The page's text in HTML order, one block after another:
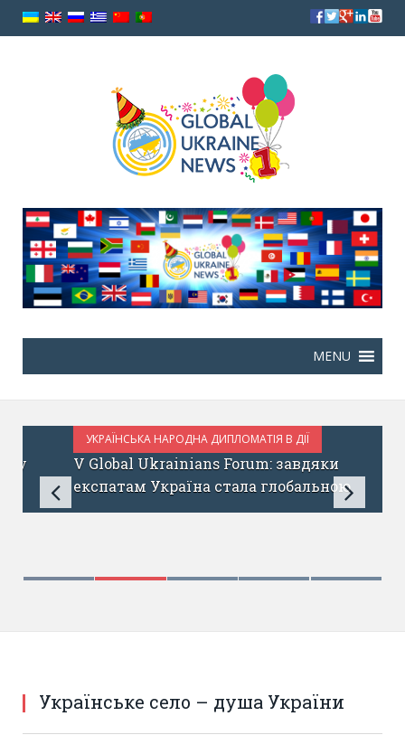
УКРАЇНСЬКА НАРОДНА ДИПЛОМАТІЯ В ДІЇ
ЛИПЕНЬ 11, 2017
V Global Ukrainians Forum: завдяки
експатам Україна стала глобальною
Українське село – душа України